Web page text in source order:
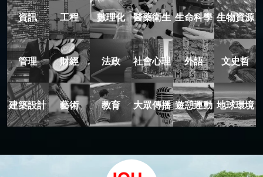
資訊 工程 數理化 醫藥衛生 生命科學 生物資源
管理 財經 法政 社會心理 外語 文史哲
建築設計 藝術 教育 大眾傳播 遊憩運動 地球環境